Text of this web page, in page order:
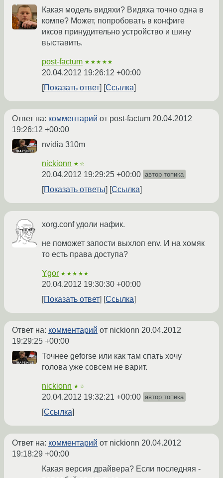
Какая модель видяхи? Видяха точно одна в
компе? Может, попробовать в конфиге
иксов принудительно устройство и шину
выставить.
post-factum ★★★★★
20.04.2012 19:26:12 +00:00
Показать ответ
Ссылка
Ответ на: комментарий от post-factum 20.04.2012
19:26:12 +00:00
nvidia 310m
nickionn ★☆
20.04.2012 19:29:25 +00:00 автор топика
Показать ответы Ссылка
xorg.conf удоли нафик.
не поможет запости выхлоп env. И на хомяк
то есть права доступа?
Ygor ★★★★★
20.04.2012 19:30:30 +00:00
Показать ответ
Ссылка
Ответ на: комментарий от nickionn 20.04.2012
19:29:25 +00:00
Точнее geforse или как там спать хочу
голова уже совсем не варит.
nickionn ★☆
20.04.2012 19:32:21 +00:00 автор топика
Ссылка
Ответ на: комментарий от nickionn 20.04.2012
19:18:29 +00:00
Какая версия драйвера? Если последняя -